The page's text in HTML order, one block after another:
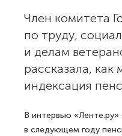
Член комитета
по труду,
и делам
рассказала,
индексация
В интервью
в следующем году